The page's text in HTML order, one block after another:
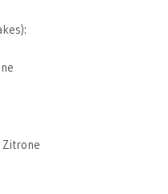
Zitrone